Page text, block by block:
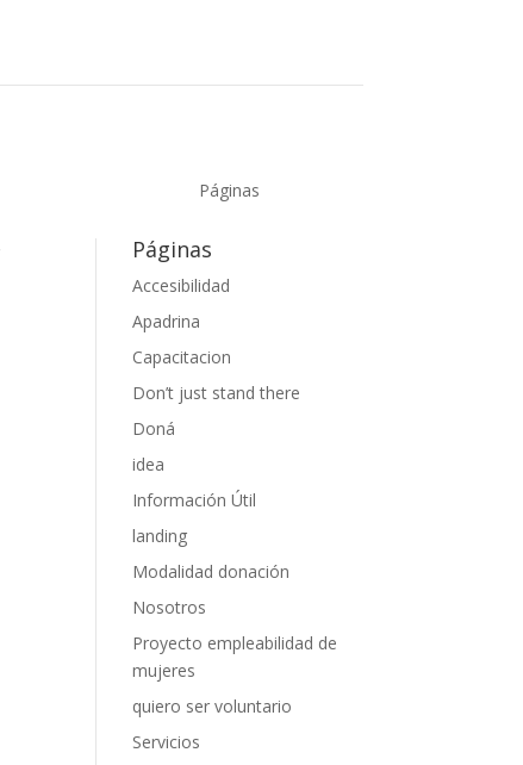
Páginas
Páginas
Accesibilidad
Apadrina
Capacitacion
Don’t just stand there
Doná
idea
Información Útil
landing
Modalidad donación
Nosotros
Proyecto empleabilidad de
mujeres
quiero ser voluntario
Servicios